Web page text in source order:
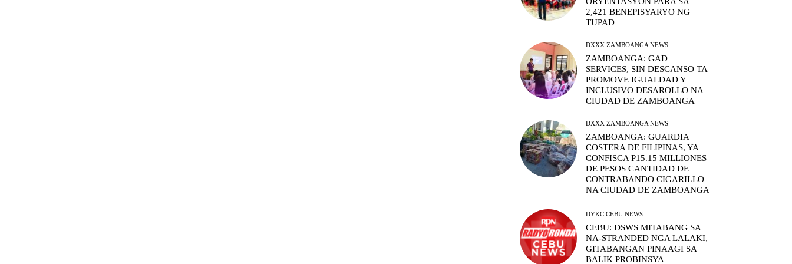
2,421 BENEPISYARYO NG
TUPAD
DXXX ZAMBOANGA NEWS
ZAMBOANGA: GAD
SERVICES, SIN DESCANSO TA
PROMOVE IGUALDAD Y
INCLUSIVO DESAROLLO NA
CIUDAD DE ZAMBOANGA
DXXX ZAMBOANGA NEWS
ZAMBOANGA: GUARDIA
COSTERA DE FILIPINAS, YA
CONFISCA P15.15 MILLIONES
DE PESOS CANTIDAD DE
CONTRABANDO CIGARILLO
NA CIUDAD DE ZAMBOANGA
DYKC CEBU NEWS
CEBU: DSWS MITABANG SA
NA-STRANDED NGA LALAKI,
GITABANGAN PINAAGI SA
BALIK PROBINSYA